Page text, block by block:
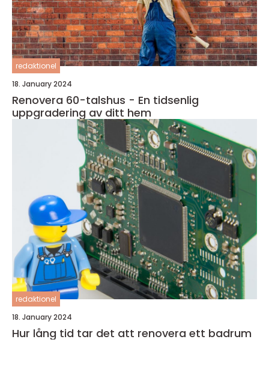
redaktionel
18. January 2024
Renovera 60-talshus - En tidsenlig
uppgradering av ditt hem
redaktionel
18. January 2024
Hur lång tid tar det att renovera ett badrum